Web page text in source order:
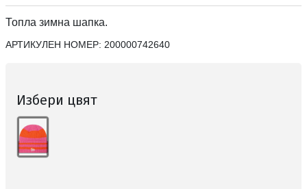
Топла зимна шапка.
АРТИКУЛЕН НОМЕР: 200000742640
Избери цвят